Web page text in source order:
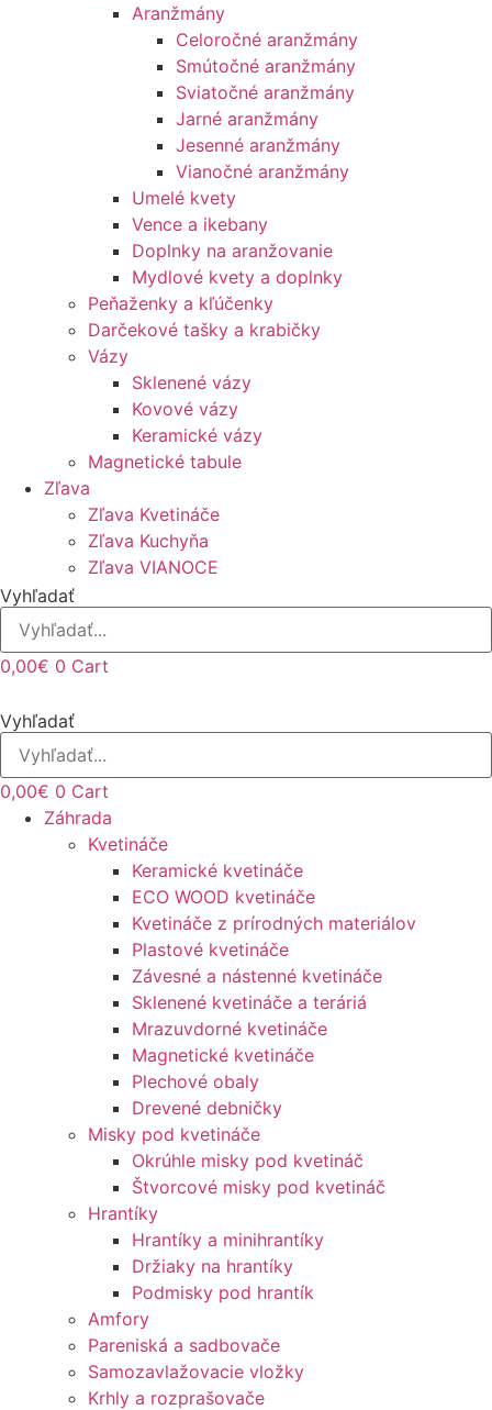
Aranžmány
Celoročné aranžmány
Smútočné aranžmány
Sviatočné aranžmány
Jarné aranžmány
Jesenné aranžmány
Vianočné aranžmány
Umelé kvety
Vence a ikebany
Doplnky na aranžovanie
Mydlové kvety a doplnky
Peňaženky a kľúčenky
Darčekové tašky a krabičky
Vázy
Sklenené vázy
Kovové vázy
Keramické vázy
Magnetické tabule
Zľava
Zľava Kvetináče
Zľava Kuchyňa
Zľava VIANOCE
Vyhľadať
0,00€ 0 Cart
Vyhľadať
0,00€ 0 Cart
Záhrada
Kvetináče
Keramické kvetináče
ECO WOOD kvetináče
Kvetináče z prírodných materiálov
Plastové kvetináče
Závesné a nástenné kvetináče
Sklenené kvetináče a teráriá
Mrazuvdorné kvetináče
Magnetické kvetináče
Plechové obaly
Drevené debničky
Misky pod kvetináče
Okrúhle misky pod kvetináč
Štvorcové misky pod kvetináč
Hrantíky
Hrantíky a minihrantíky
Držiaky na hrantíky
Podmisky pod hrantík
Amfory
Pareniská a sadbovače
Samozavlažovacie vložky
Krhly a rozprašovače